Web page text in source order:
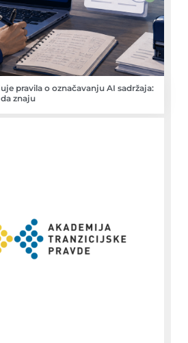
pravila o označavanju AI sadržaja:
znaju